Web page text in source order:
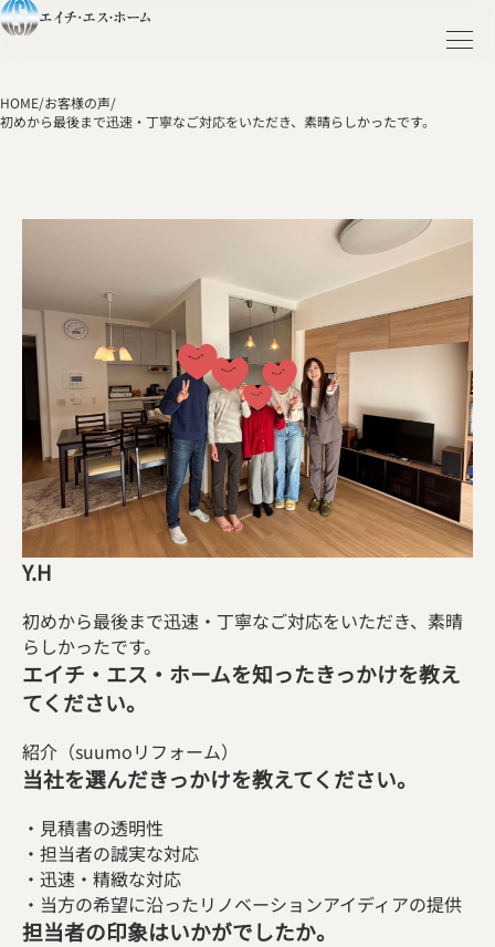
HOME/お客様の声/
初めから最後まで迅速・丁寧なご対応をいただき、素晴らしかったです。
Y.H
初めから最後まで迅速・丁寧なご対応をいただき、素晴
らしかったです。
エイチ・エス・ホームを知ったきっかけを教え
てください。
紹介（suumoリフォーム）
当社を選んだきっかけを教えてください。
・見積書の透明性
・担当者の誠実な対応
・迅速・精緻な対応
・当方の希望に沿ったリノベーションアイディアの提供
担当者の印象はいかがでしたか。